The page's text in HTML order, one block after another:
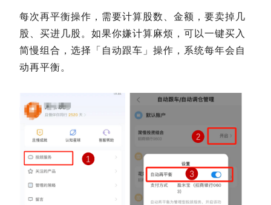
每次再平衡操作，需要计算股数、金额，要卖掉几
股、买进几股。如果你嫌计算麻烦，可以一键买入
简慢组合，选择「自动跟车」操作，系统每年会自
动再平衡。